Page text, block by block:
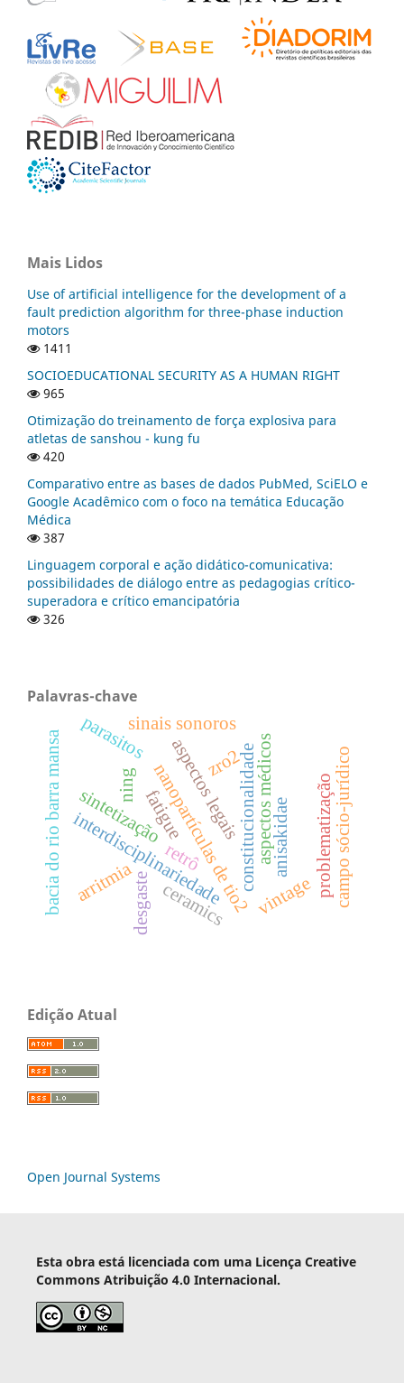
Mais Lidos
Use of artificial intelligence for the development of a
fault prediction algorithm for three-phase induction
motors
1411
SOCIOEDUCATIONAL SECURITY AS A HUMAN RIGHT
965
Otimização do treinamento de força explosiva para
atletas de sanshou - kung fu
420
Comparativo entre as bases de dados PubMed, SciELO e
Google Acadêmico com o foco na temática Educação
Médica
387
Linguagem corporal e ação didático-comunicativa:
possibilidades de diálogo entre as pedagogias crítico-
superadora e crítico emancipatória
326
Palavras-chave
nanopartículas de tio2
ning constitucionalidade
aspectos legaisaspectos médicos
interdisciplinariedade
desgaste vintage
retrô
arritmia
bacia do rio barra mansa sintetização
sinais sonoros
problematização
anisakidae
parasitos
ceramics
zro2
fatigue campo sócio-jurídico
Edição Atual
Open Journal Systems
Esta obra está licenciada com uma Licença Creative
Commons Atribuição 4.0 Internacional.